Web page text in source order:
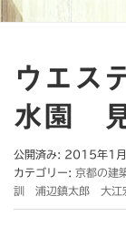
ウエス
水園
公開済み: 2015年1
カテゴリー: 京都の建
訓 浦辺鎮太郎 大江